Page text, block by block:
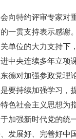
向特约评审专家对
一贯支持表示感谢
单位的大力支持下
中央连续多年立项
德对加强参政党理
要持续加强学习，
色社会主义思想为
加强新时代党的统
发展好、完善好中